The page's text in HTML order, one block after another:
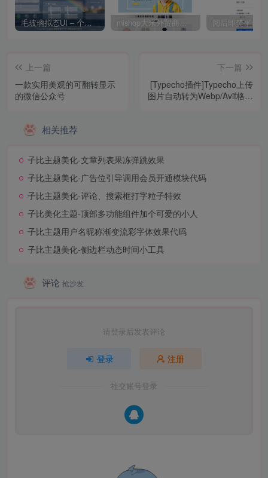
毛玻璃拟态UI – 个人主页（开源版） mishop大米外贸商城系统133种语言版本
上一篇
一款实用美观的可翻转显示
的微信公众号
下一篇
[Typecho插件]Typecho上传
图片自动转为Webp/Avif格式
相关推荐
子比主题美化-文章列表果冻弹跳效果
子比主题美化-广告位引导调用会员开通模块代码
子比主题美化-评论、搜索框打字粒子特效
子比美化主题-顶部多功能组件加个可爱的小人
子比主题用户名昵称渐变流彩字体效果代码
子比主题美化-侧边栏动态时间小工具
评论 抢沙发
请登录后发表评论
登录 注册
社交账号登录